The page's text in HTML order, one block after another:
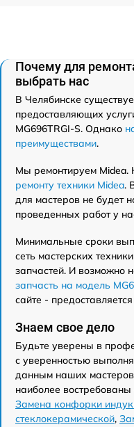
Почему для
выбрать нас
В Челябинске
предоставляющих
MG696TRGI-S. Однако
преимуществами.
Мы ремонтируем
ремонту техники Midea.
для мастеров не будет
проведенных работ у
Минимальные сроки
сеть мастерских
запчастей. И возможно
запчасть на модель
сайте -
Знаем свое дело
Будьте уверены в
с уверенностью
данным наших
наиболее
Замена конфорки
стеклокерамической,